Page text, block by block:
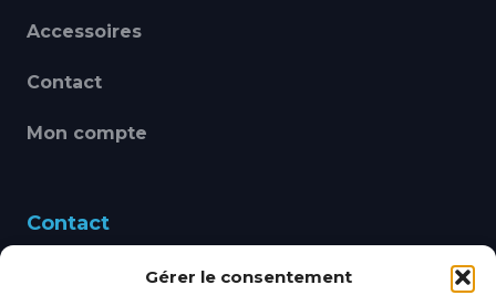
Gérer le consentement
Accessoires
Contact
Mon compte
Contact
460 Avenue Alain Le